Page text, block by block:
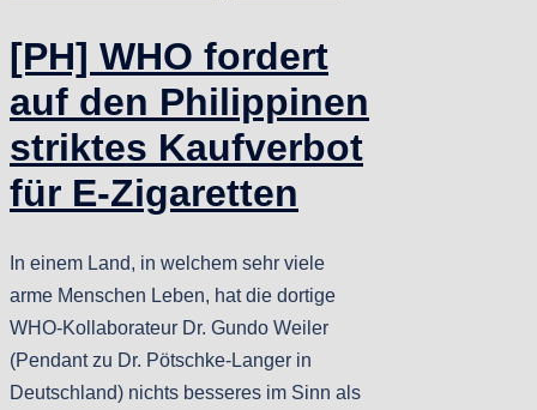
[PH] WHO fordert
auf den Philippinen
striktes Kaufverbot
für E-Zigaretten
In einem Land, in welchem sehr viele
arme Menschen Leben, hat die dortige
WHO-Kollaborateur Dr. Gundo Weiler
(Pendant zu Dr. Pötschke-Langer in
Deutschland) nichts besseres im Sinn als